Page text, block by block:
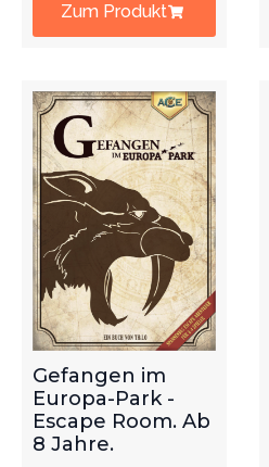
Zum Produkt
Gefangen im
Europa-Park -
Escape Room. Ab
8 Jahre.